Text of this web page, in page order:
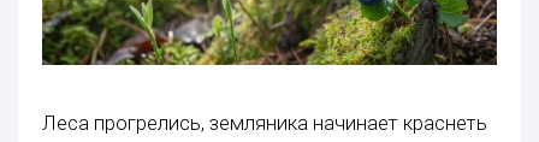
Леса прогрелись, земляника начинает краснеть